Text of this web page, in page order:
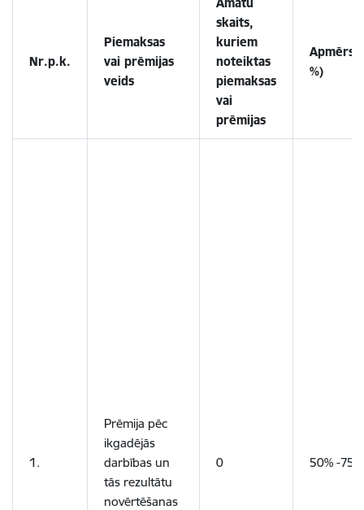
Nr.p.k.
Piemaksas
vai prēmijas
veids
skaits,
kuriem
noteiktas
piemaksas
vai
prēmijas
Apmērs
%)
1.
Prēmija pēc
ikgadējās
darbības un
tās rezultātu
novērtēšanas
0 50% -75%